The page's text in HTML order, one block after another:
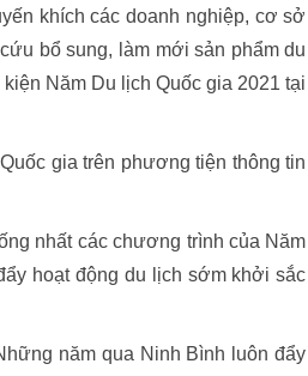
khích các doanh nghiệp, cơ sở
bổ sung, làm mới sản phẩm du
Năm Du lịch Quốc gia 2021 tại
gia trên phương tiện thông tin
nhất các chương trình của Năm
hoạt động du lịch sớm khởi sắc
năm qua Ninh Bình luôn đẩy